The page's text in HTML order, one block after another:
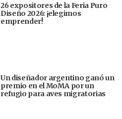
26 expositores de la Feria Puro
Diseño 2026: ¡elegimos
emprender!
Un diseñador argentino ganó un
premio en el MoMA por un
refugio para aves migratorias